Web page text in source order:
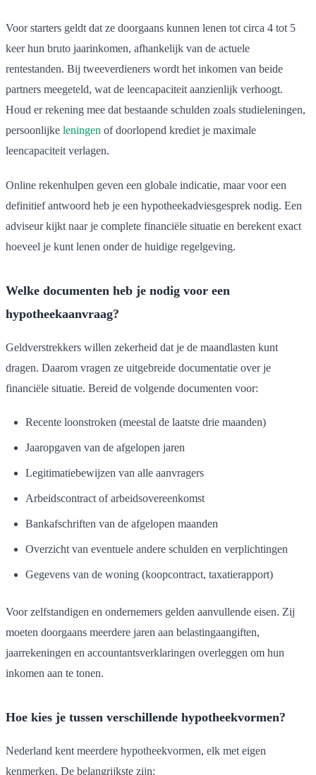
Voor starters geldt dat ze doorgaans kunnen lenen tot circa 4 tot 5
keer hun bruto jaarinkomen, afhankelijk van de actuele
rentestanden. Bij tweeverdieners wordt het inkomen van beide
partners meegeteld, wat de leencapaciteit aanzienlijk verhoogt.
Houd er rekening mee dat bestaande schulden zoals studieleningen,
persoonlijke leningen of doorlopend krediet je maximale
leencapaciteit verlagen.
Online rekenhulpen geven een globale indicatie, maar voor een
definitief antwoord heb je een hypotheekadviesgesprek nodig. Een
adviseur kijkt naar je complete financiële situatie en berekent exact
hoeveel je kunt lenen onder de huidige regelgeving.
Welke documenten heb je nodig voor een
hypotheekaanvraag?
Geldverstrekkers willen zekerheid dat je de maandlasten kunt
dragen. Daarom vragen ze uitgebreide documentatie over je
financiële situatie. Bereid de volgende documenten voor:
Recente loonstroken (meestal de laatste drie maanden)
Jaaropgaven van de afgelopen jaren
Legitimatiebewijzen van alle aanvragers
Arbeidscontract of arbeidsovereenkomst
Bankafschriften van de afgelopen maanden
Overzicht van eventuele andere schulden en verplichtingen
Gegevens van de woning (koopcontract, taxatierapport)
Voor zelfstandigen en ondernemers gelden aanvullende eisen. Zij
moeten doorgaans meerdere jaren aan belastingaangiften,
jaarrekeningen en accountantsverklaringen overleggen om hun
inkomen aan te tonen.
Hoe kies je tussen verschillende hypotheekvormen?
Nederland kent meerdere hypotheekvormen, elk met eigen
kenmerken. De belangrijkste zijn: